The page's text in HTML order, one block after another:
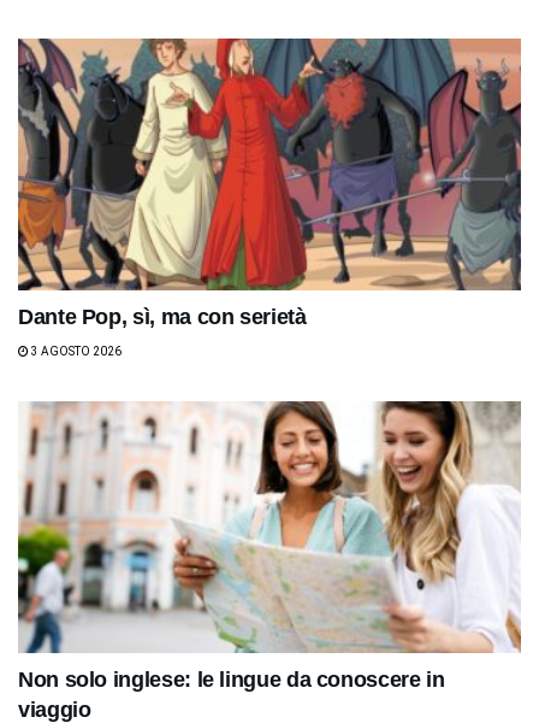
Dante Pop, sì, ma con serietà
3 AGOSTO 2026
Non solo inglese: le lingue da conoscere in
viaggio